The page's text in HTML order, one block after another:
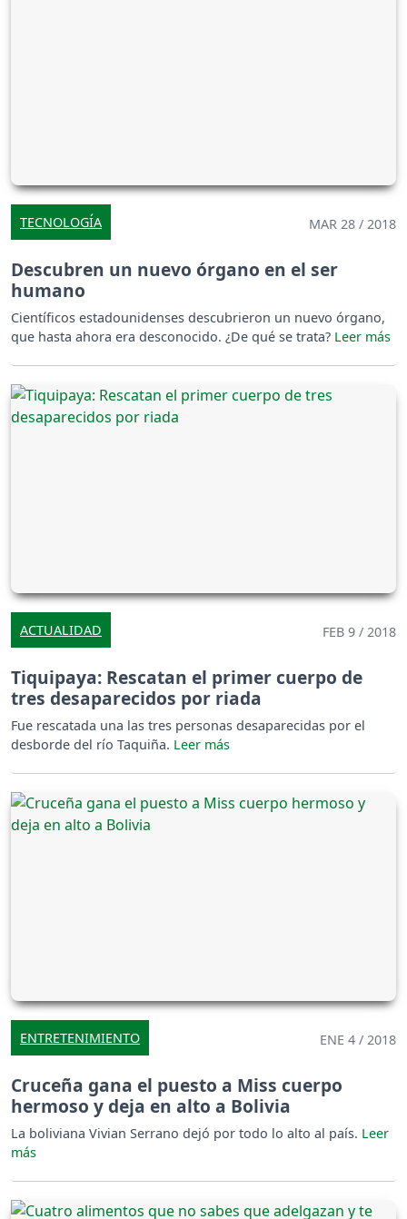
TECNOLOGÍA MAR 28 / 2018
Descubren un nuevo órgano en el ser
humano
Científicos estadounidenses descubrieron un nuevo órgano,
que hasta ahora era desconocido. ¿De qué se trata?
ACTUALIDAD FEB 9 / 2018
Tiquipaya: Rescatan el primer cuerpo de
tres desaparecidos por riada
Fue rescatada una las tres personas desaparecidas por el
desborde del río Taquiña.
ENTRETENIMIENTO ENE 4 / 2018
Cruceña gana el puesto a Miss cuerpo
hermoso y deja en alto a Bolivia
La boliviana Vivian Serrano dejó por todo lo alto al país.